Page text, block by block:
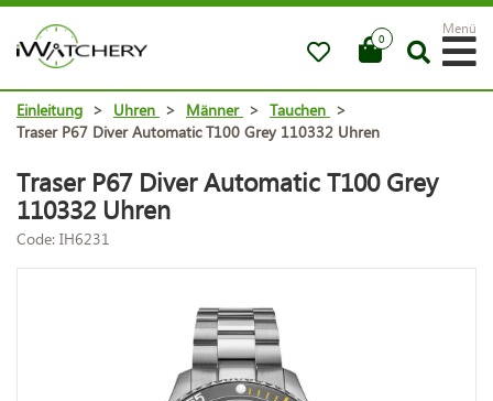
0
Menü
Einleitung > Uhren > Männer > Tauchen >
Traser P67 Diver Automatic T100 Grey 110332 Uhren
Traser P67 Diver Automatic T100 Grey
110332 Uhren
Code: IH6231